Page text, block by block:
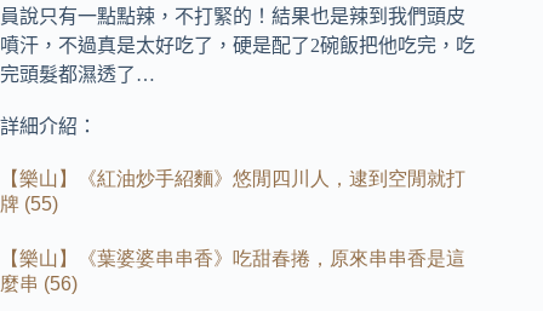
員說只有一點點辣，不打緊的！ 結果也是辣到我們頭皮
噴汗，不過真是太好吃了，硬是配了2碗飯把他吃完，吃
完頭髮都濕透了…
詳細介紹：
【樂山】《紅油炒手紹麵》悠閒四川人，逮到空閒就打
牌 (55)
【樂山】《葉婆婆串串香》吃甜春捲，原來串串香是這
麼串 (56)